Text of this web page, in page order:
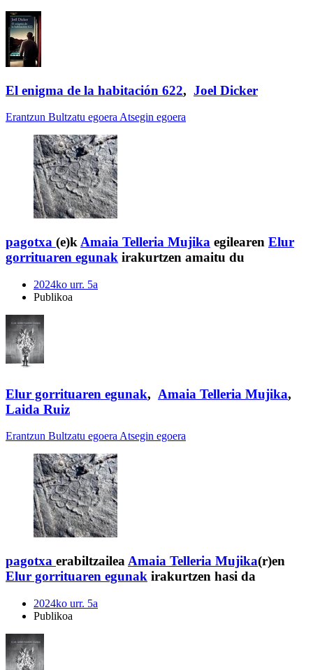
El enigma de la habitación 622, Joel Dicker
Erantzun Bultzatu egoeraAtsegin egoera
pagotxa (e)k Amaia Telleria Mujika egilearen Elur
gorrituaren egunak irakurtzen amaitu du
2024ko urr. 5a
Publikoa
Elur gorrituaren egunak, Amaia Telleria Mujika,
Laida Ruiz
Erantzun Bultzatu egoera Atsegin egoera
pagotxa erabiltzailea Amaia Telleria Mujika(r)en
Elur gorrituaren egunak irakurtzen hasi da
2024ko urr. 5a
Publikoa